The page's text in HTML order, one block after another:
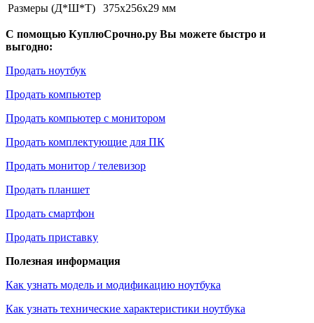
Размеры (Д*Ш*Т)
375x256x29 мм
С помощью КуплюСрочно.ру Вы можете быстро и
выгодно:
Продать ноутбук
Продать компьютер
Продать компьютер с монитором
Продать комплектующие для ПК
Продать монитор / телевизор
Продать планшет
Продать смартфон
Продать приставку
Полезная информация
Как узнать модель и модификацию ноутбука
Как узнать технические характеристики ноутбука